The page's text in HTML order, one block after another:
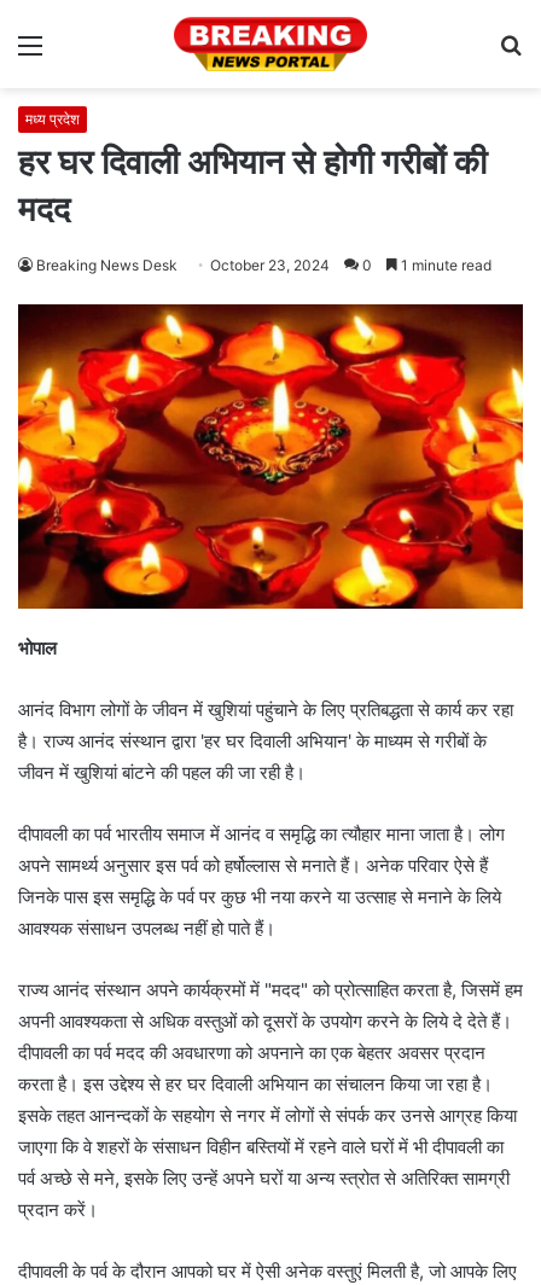
Menu
मध्य प्रदेश
हर घर दिवाली अभियान से होगी गरीबों की
मदद
Breaking News Desk October 23, 2024 0 1 minute read
भोपाल
आनंद विभाग लोगों के जीवन में खुशियां पहुंचाने के लिए प्रतिबद्धता से कार्य कर रहा
है। राज्य आनंद संस्थान द्वारा 'हर घर दिवाली अभियान' के माध्यम से गरीबों के
जीवन में खुशियां बांटने की पहल की जा रही है।
दीपावली का पर्व भारतीय समाज में आनंद व समृद्धि का त्यौहार माना जाता है। लोग
अपने सामर्थ्य अनुसार इस पर्व को हर्षोल्लास से मनाते हैं। अनेक परिवार ऐसे हैं
जिनके पास इस समृद्धि के पर्व पर कुछ भी नया करने या उत्साह से मनाने के लिये
आवश्यक संसाधन उपलब्ध नहीं हो पाते हैं।
राज्य आनंद संस्थान अपने कार्यक्रमों में "मदद" को प्रोत्साहित करता है, जिसमें हम
अपनी आवश्यकता से अधिक वस्तुओं को दूसरों के उपयोग करने के लिये दे देते हैं।
दीपावली का पर्व मदद की अवधारणा को अपनाने का एक बेहतर अवसर प्रदान
करता है। इस उद्देश्य से हर घर दिवाली अभियान का संचालन किया जा रहा है।
इसके तहत आनन्दकों के सहयोग से नगर में लोगों से संपर्क कर उनसे आग्रह किया
जाएगा कि वे शहरों के संसाधन विहीन बस्तियों में रहने वाले घरों में भी दीपावली का
पर्व अच्छे से मने, इसके लिए उन्हें अपने घरों या अन्य स्त्रोत से अतिरिक्त सामग्री
प्रदान करें।
दीपावली के पर्व के दौरान आपको घर में ऐसी अनेक वस्तुएं मिलती है, जो आपके लिए